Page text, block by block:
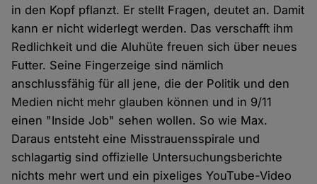
in den Kopf pflanzt. Er stellt Fragen, deutet an. Damit
kann er nicht widerlegt werden. Das verschafft ihm
Redlichkeit und die Aluhüte freuen sich über neues
Futter. Seine Fingerzeige sind nämlich
anschlussfähig für all jene, die der Politik und den
Medien nicht mehr glauben können und in 9/11
einen "Inside Job" sehen wollen. So wie Max.
Daraus entsteht eine Misstrauensspirale und
schlagartig sind offizielle Untersuchungsberichte
nichts mehr wert und ein pixeliges YouTube-Video